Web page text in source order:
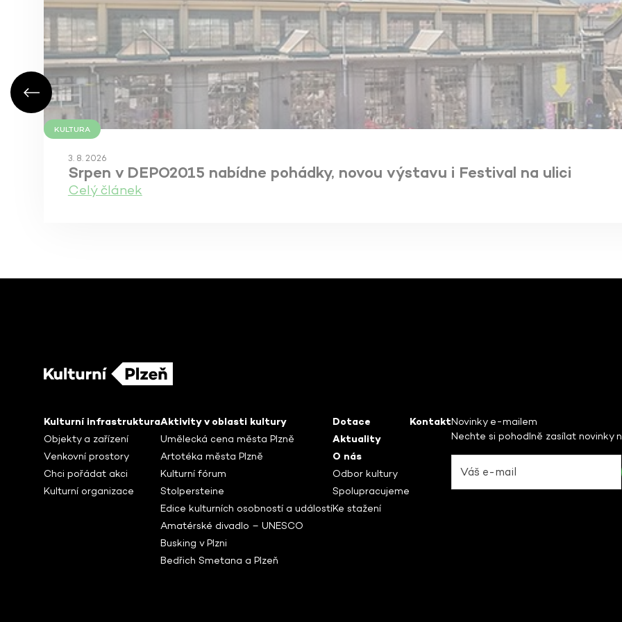
KULTURA
3. 8. 2026
Srpen v DEPO2015 nabídne pohádky, novou výstavu i Festival na ulici
Celý článek
Kulturní infrastruktura
Objekty a zařízení
Venkovní prostory
Chci pořádat akci
Kulturní organizace
Aktivity v oblasti kultury
Umělecká cena města Plzně
Artotéka města Plzně
Kulturní fórum
Stolpersteine
Edice kulturních osobností a událostí
Amatérské divadlo – UNESCO
Busking v Plzni
Bedřich Smetana a Plzeň
Dotace
Aktuality
O nás
Odbor kultury
Spolupracujeme
Ke stažení
KontaktNovinky e-mailem
Nechte si pohodlně zasílat novinky